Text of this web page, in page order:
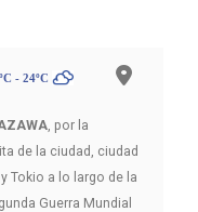
- 24ºC
, por la
de la ciudad, ciudad
Tokio a lo largo de la
Guerra Mundial